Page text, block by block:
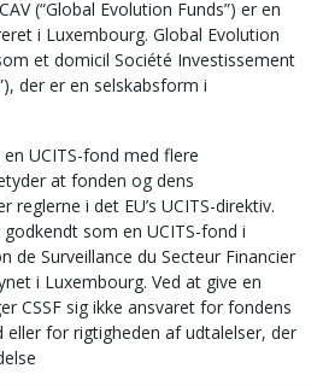
(“Global Evolution Funds”) er en
i Luxembourg. Global Evolution
et domicil Société Investissement
der er en selskabsform i
UCITS-fond med flere
at fonden og dens
reglerne i det EU’s UCITS-direktiv.
som en UCITS-fond i
de Surveillance du Secteur Financier
i Luxembourg. Ved at give en
CSSF sig ikke ansvaret for fondens
for rigtigheden af udtalelser, der